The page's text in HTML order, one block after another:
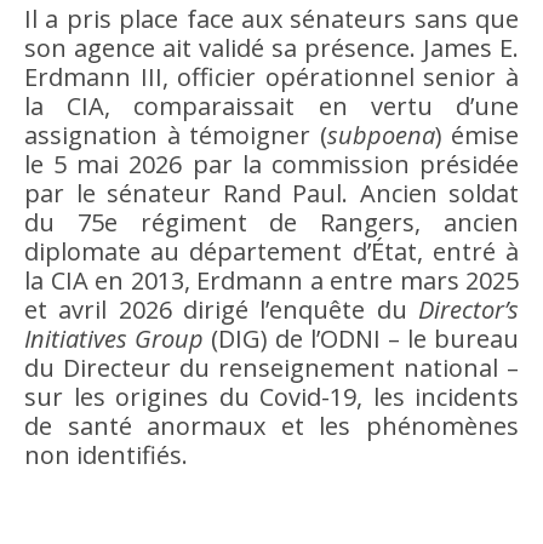
Il a pris place face aux sénateurs sans que
son agence ait validé sa présence. James E.
Erdmann III, officier opérationnel senior à
la CIA, comparaissait en vertu d’une
assignation à témoigner (subpoena) émise
le 5 mai 2026 par la commission présidée
par le sénateur Rand Paul. Ancien soldat
du 75e régiment de Rangers, ancien
diplomate au département d’État, entré à
la CIA en 2013, Erdmann a entre mars 2025
et avril 2026 dirigé l’enquête du Director’s
Initiatives Group (DIG) de l’ODNI – le bureau
du Directeur du renseignement national –
sur les origines du Covid-19, les incidents
de santé anormaux et les phénomènes
non identifiés.